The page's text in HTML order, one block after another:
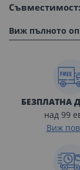
Съвместимост:
Виж пълното
БЕЗПЛАТНА
над 99
Виж